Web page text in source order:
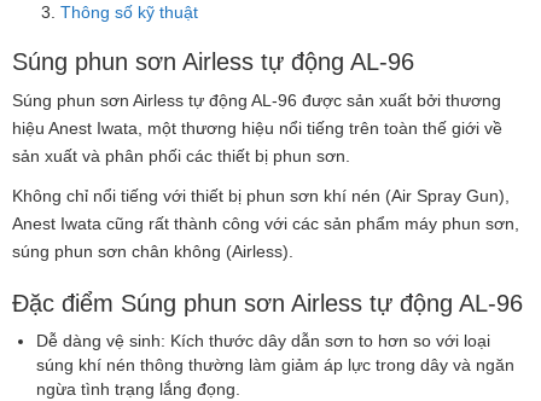
Thông số kỹ thuật
Súng phun sơn Airless tự động AL-96
Súng phun sơn Airless tự động AL-96 được sản xuất bởi thương
hiệu Anest Iwata, một thương hiệu nổi tiếng trên toàn thế giới về
sản xuất và phân phối các thiết bị phun sơn.
Không chỉ nổi tiếng với thiết bị phun sơn khí nén (Air Spray Gun),
Anest Iwata cũng rất thành công với các sản phẩm máy phun sơn,
súng phun sơn chân không (Airless).
Đặc điểm Súng phun sơn Airless tự động AL-96
Dễ dàng vệ sinh: Kích thước dây dẫn sơn to hơn so với loại
súng khí nén thông thường làm giảm áp lực trong dây và ngăn
ngừa tình trạng lắng đọng.